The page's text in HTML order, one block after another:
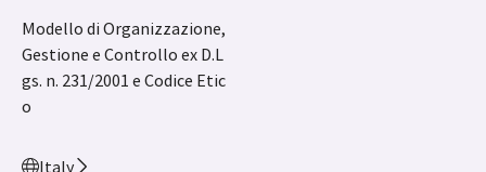
JB02136IT November 2023